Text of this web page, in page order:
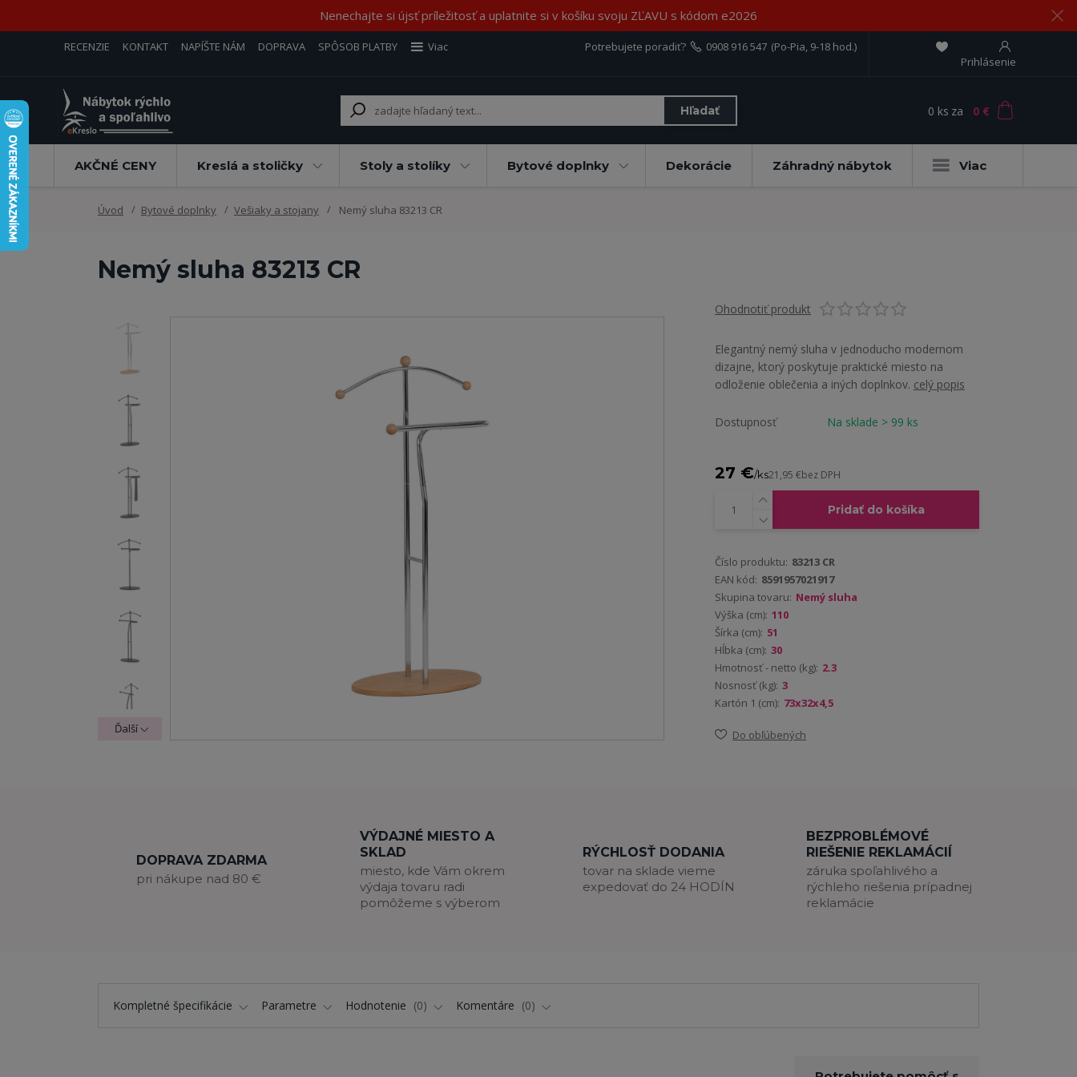
Nenechajte si újsť príležitosť a uplatnite si v košíku svoju ZĽAVU s kódom e2026
RECENZIE KONTAKT NAPÍŠTE NÁM DOPRAVA SPÔSOB PLATBY
Viac
Prihlásenie
Hľadať
Potrebujete poradiť? 0908 916 547 (Po-Pia, 9-18 hod.)
0 ks za 0 €
AKČNÉ CENY Kreslá a stoličky Stoly a stolíky Bytové doplnky Dekorácie Záhradný nábytok Viac
Úvod Bytové doplnky Vešiaky a stojany Nemý sluha 83213 CR
Nemý sluha 83213 CR
Ďalší
Ohodnotiť produkt
Elegantný nemý sluha v jednoducho modernom
dizajne, ktorý poskytuje praktické miesto na
odloženie oblečenia a iných doplnkov. celý popis
Dostupnosť Na sklade > 99 ks
27 €/ks21,95 €bez DPH
Pridať do košíka
Číslo produktu: 83213 CR
EAN kód: 8591957021917
Skupina tovaru: Nemý sluha
Výška (cm): 110
Šírka (cm): 51
Hĺbka (cm): 30
Hmotnosť - netto (kg): 2.3
Nosnosť (kg): 3
Kartón 1 (cm): 73x32x4,5
Do obľúbených
DOPRAVA ZDARMA
pri nákupe nad 80 €
VÝDAJNÉ MIESTO A
SKLAD
miesto, kde Vám okrem
výdaja tovaru radi
pomôžeme s výberom
RÝCHLOSŤ DODANIA
tovar na sklade vieme
expedovať do 24 HODÍN
BEZPROBLÉMOVÉ
RIEŠENIE REKLAMÁCIÍ
záruka spoľahlivého a
rýchleho riešenia prípadnej
reklamácie
Kompletné špecifikácie Parametre Hodnotenie 0 Komentáre 0